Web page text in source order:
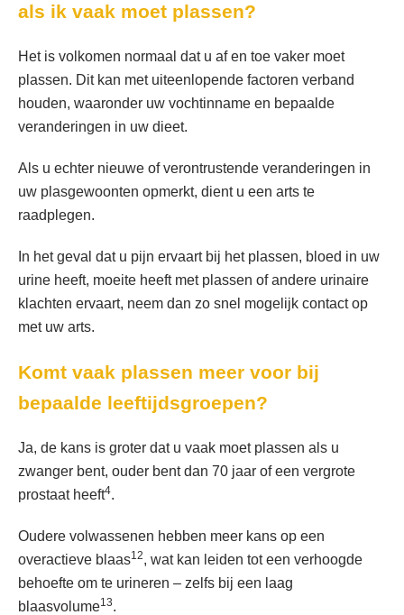
als ik vaak moet plassen?
Het is volkomen normaal dat u af en toe vaker moet
plassen. Dit kan met uiteenlopende factoren verband
houden, waaronder uw vochtinname en bepaalde
veranderingen in uw dieet.
Als u echter nieuwe of verontrustende veranderingen in
uw plasgewoonten opmerkt, dient u een arts te
raadplegen.
In het geval dat u pijn ervaart bij het plassen, bloed in uw
urine heeft, moeite heeft met plassen of andere urinaire
klachten ervaart, neem dan zo snel mogelijk contact op
met uw arts.
Komt vaak plassen meer voor bij
bepaalde leeftijdsgroepen?
Ja, de kans is groter dat u vaak moet plassen als u
zwanger bent, ouder bent dan 70 jaar of een vergrote
prostaat heeft4.
Oudere volwassenen hebben meer kans op een
overactieve blaas12, wat kan leiden tot een verhoogde
behoefte om te urineren – zelfs bij een laag
blaasvolume13.